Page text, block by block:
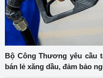
Bộ Công Thương yêu cầu
bán lẻ xăng dầu, đảm bảo